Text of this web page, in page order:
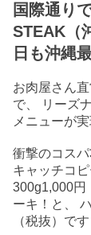
国際通り
STEAK（
日も沖縄
お肉屋さん
で、 リーズ
メニューが実
衝撃のコス
キャッチコ
300g1,000円
ーキ！と、
（税抜）です